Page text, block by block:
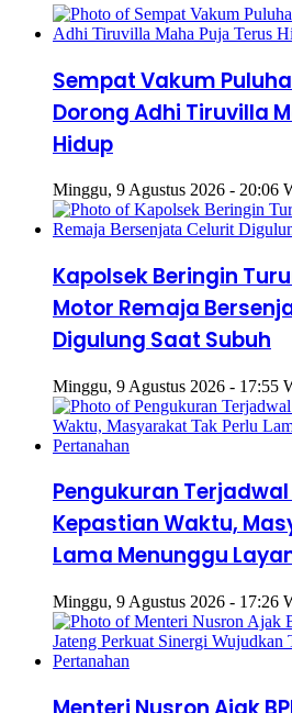
Sempat Vakum
Dorong Adhi Tiruvilla
Hidup
Minggu, 9 Agustus 2026 - 20:06
Kapolsek Beringin
Motor Remaja
Digulung Saat Subuh
Minggu, 9 Agustus 2026 - 17:55
Pengukuran
Kepastian Waktu,
Lama Menunggu
Minggu, 9 Agustus 2026 - 17:26